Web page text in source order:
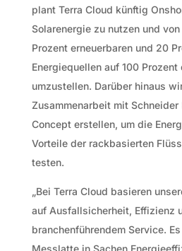
plant Terra Cloud künftig
Solarenergie zu nutzen und
Prozent erneuerbaren und 20
Energiequellen auf 100 Prozent
umzustellen. Darüber hinaus
Zusammenarbeit mit
Concept erstellen, um die
Vorteile der rackbasierten
testen.
„Bei Terra Cloud basieren
auf Ausfallsicherheit, Effizienz
branchenführendem Service.
Messlatte in Sachen